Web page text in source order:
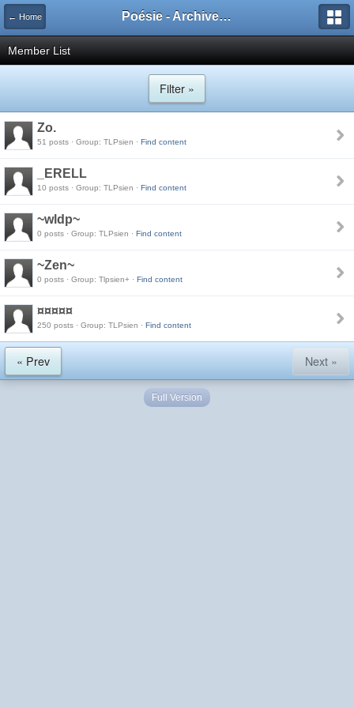
← Home Poésie - Archives de Toute La Poésie - 2005 - 2006
Member List
Filter »
Zo.
51 posts · Group: TLPsien · Find content
_ERELL
10 posts · Group: TLPsien · Find content
~wldp~
0 posts · Group: TLPsien · Find content
~Zen~
0 posts · Group: Tlpsien+ · Find content
¤¤¤¤¤
250 posts · Group: TLPsien · Find content
« Prev Next »
Full Version